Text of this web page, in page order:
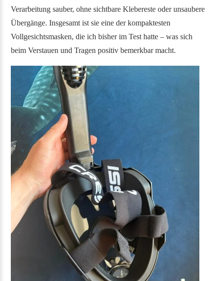
Verarbeitung sauber, ohne sichtbare Klebereste oder unsaubere
Übergänge. Insgesamt ist sie eine der kompaktesten
Vollgesichtsmasken, die ich bisher im Test hatte – was sich
beim Verstauen und Tragen positiv bemerkbar macht.